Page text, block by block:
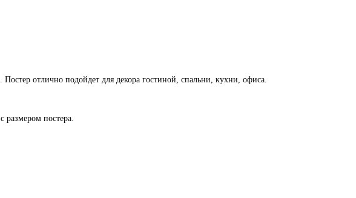
отлично подойдет для декора гостиной, спальни, кухни, офиса.
постера.